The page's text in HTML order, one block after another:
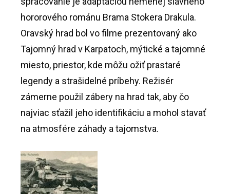
hororového románu Brama Stokera Drakula.
Oravský hrad bol vo filme prezentovaný ako
Tajomný hrad v Karpatoch, mýtické a tajomné
miesto, priestor, kde môžu ožiť prastaré
legendy a strašidelné príbehy. Režisér
zámerne použil zábery na hrad tak, aby čo
najviac sťažil jeho identifikáciu a mohol stavať
na atmosfére záhady a tajomstva.